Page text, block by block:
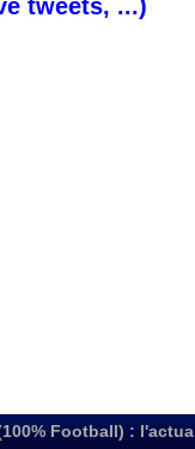
tweets, ...)
Football) :